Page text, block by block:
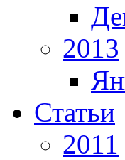
2013
Статьи
2011